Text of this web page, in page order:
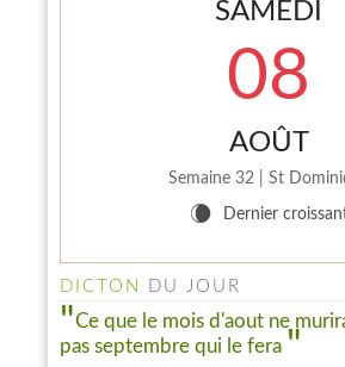
SAMEDI
08
AOÛT
Semaine 32 | St
W Dernier
DICTON DU JOUR
Ce que le mois d'aout ne
pas septembre qui le fera
Le PELINFO N° 109 du 1 juillet 2026